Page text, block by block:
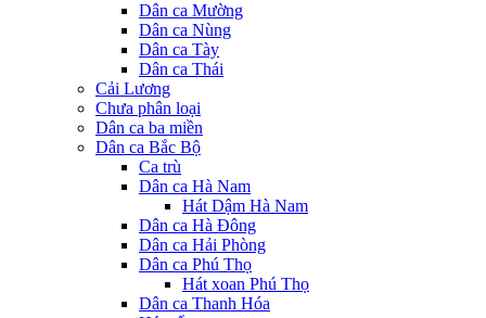
Dân ca Mường
Dân ca Nùng
Dân ca Tày
Dân ca Thái
Cải Lương
Chưa phân loại
Dân ca ba miền
Dân ca Bắc Bộ
Ca trù
Dân ca Hà Nam
Hát Dậm Hà Nam
Dân ca Hà Đông
Dân ca Hải Phòng
Dân ca Phú Thọ
Hát xoan Phú Thọ
Dân ca Thanh Hóa